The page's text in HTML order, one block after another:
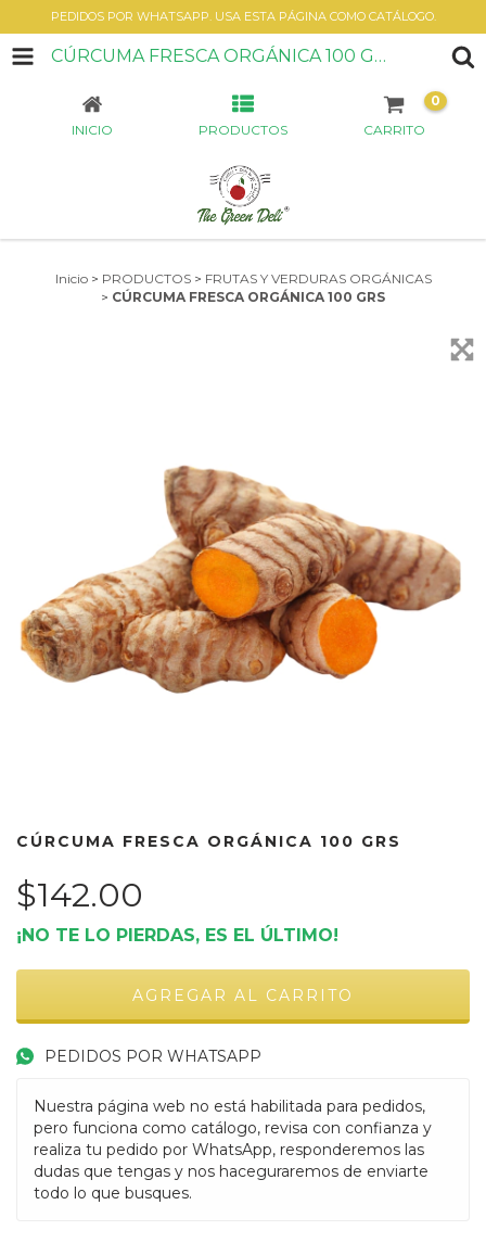
PEDIDOS POR WHATSAPP. USA ESTA PÁGINA COMO CATÁLOGO.
CÚRCUMA FRESCA ORGÁNICA 100 GRS
INICIO PRODUCTOS CARRITO
0
Inicio > PRODUCTOS > FRUTAS Y VERDURAS ORGÁNICAS
> CÚRCUMA FRESCA ORGÁNICA 100 GRS
CÚRCUMA FRESCA ORGÁNICA 100 GRS
$142.00
¡NO TE LO PIERDAS, ES EL ÚLTIMO!
PEDIDOS POR WHATSAPP
Nuestra página web no está habilitada para pedidos,
pero funciona como catálogo, revisa con confianza y
realiza tu pedido por WhatsApp, responderemos las
dudas que tengas y nos haceguraremos de enviarte
todo lo que busques.